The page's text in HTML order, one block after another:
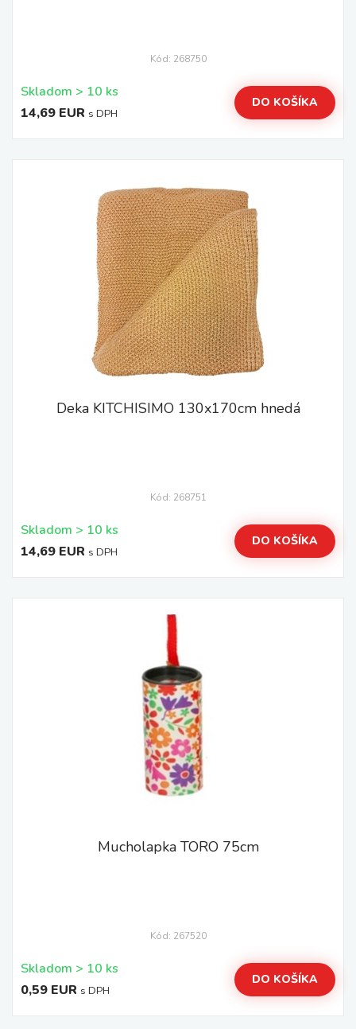
Kód: 268750
Skladom > 10 ks
14,69 EUR s DPH
DO KOŠÍKA
Deka KITCHISIMO 130x170cm hnedá
Kód: 268751
Skladom > 10 ks
14,69 EUR s DPH
DO KOŠÍKA
Mucholapka TORO 75cm
Kód: 267520
Skladom > 10 ks
0,59 EUR s DPH
DO KOŠÍKA